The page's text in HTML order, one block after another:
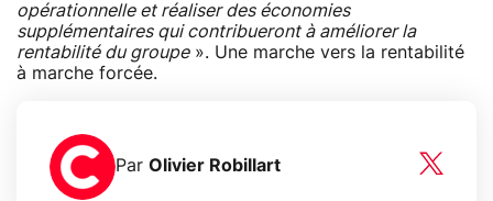
opérationnelle et réaliser des économies
supplémentaires qui contribueront à améliorer la
rentabilité du groupe». Une marche vers la rentabilité
à marche forcée.
Par Olivier Robillart